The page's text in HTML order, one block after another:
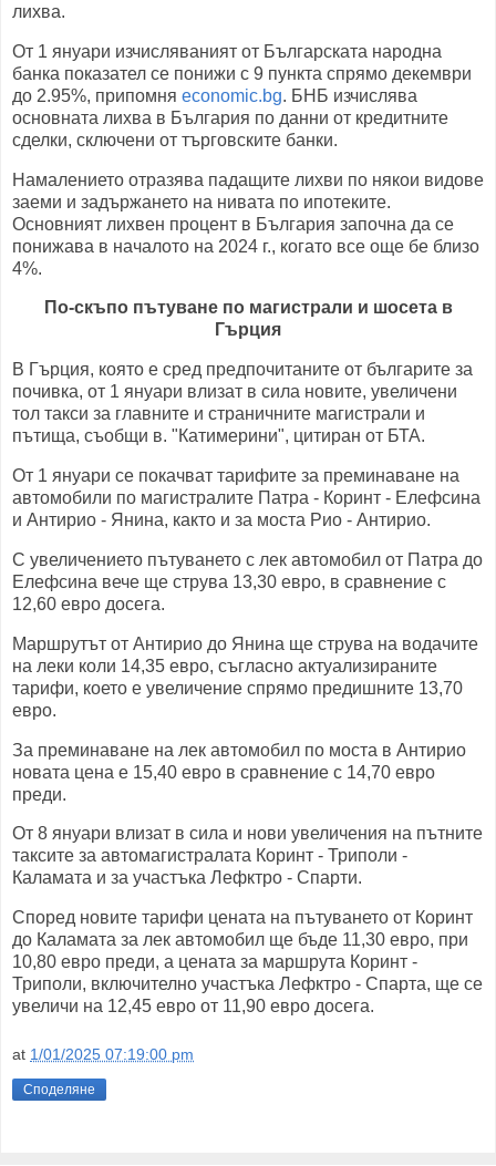
лихва.
От 1 януари изчисляваният от Българската народна
банка показател се понижи с 9 пункта спрямо декември
до 2.95%, припомня economic.bg. БНБ изчислява
основната лихва в България по данни от кредитните
сделки, сключени от търговските банки.
Намалението отразява падащите лихви по някои видове
заеми и задържането на нивата по ипотеките.
Основният лихвен процент в България започна да се
понижава в началото на 2024 г., когато все още бе близо
4%.
По-скъпо пътуване по магистрали и шосета в
Гърция
В Гърция, която е сред предпочитаните от българите за
почивка, от 1 януари влизат в сила новите, увеличени
тол такси за главните и страничните магистрали и
пътища, съобщи в. "Катимерини", цитиран от БТА.
От 1 януари се покачват тарифите за преминаване на
автомобили по магистралите Патра - Коринт - Елефсина
и Антирио - Янина, както и за моста Рио - Антирио.
С увеличението пътуването с лек автомобил от Патра до
Елефсина вече ще струва 13,30 евро, в сравнение с
12,60 евро досега.
Маршрутът от Антирио до Янина ще струва на водачите
на леки коли 14,35 евро, съгласно актуализираните
тарифи, което е увеличение спрямо предишните 13,70
евро.
За преминаване на лек автомобил по моста в Антирио
новата цена е 15,40 евро в сравнение с 14,70 евро
преди.
От 8 януари влизат в сила и нови увеличения на пътните
таксите за автомагистралата Коринт - Триполи -
Каламата и за участъка Лефктро - Спарти.
Според новите тарифи цената на пътуването от Коринт
до Каламата за лек автомобил ще бъде 11,30 евро, при
10,80 евро преди, а цената за маршрута Коринт -
Триполи, включително участъка Лефктро - Спарта, ще се
увеличи на 12,45 евро от 11,90 евро досега.
at 1/01/2025 07:19:00 pm
Споделяне